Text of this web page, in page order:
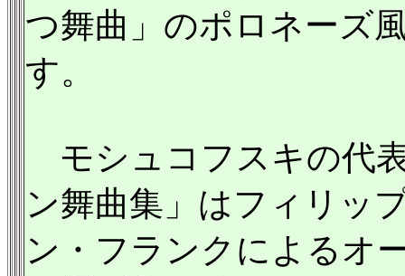
つ舞曲」のポロネーズ
す。
モシュコフスキの代
ン舞曲集」はフィリッ
ン・フランクによるオ